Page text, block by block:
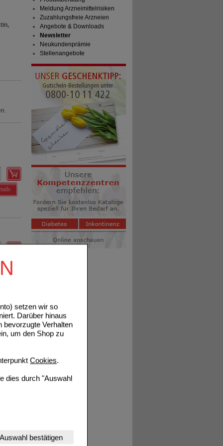
setzen wir so
Darüber hinaus
bevorzugte Verhalten
um den Shop zu
Cookies.
dies durch "Auswahl
Website
werden kann.
Auswahl bestätigen
Meldung Arzneimittelrisiken
Zuzahlungsfreie Arzneien
Angebote & Downloads
Newsletter
Neukundenprämie
Stellenangebote